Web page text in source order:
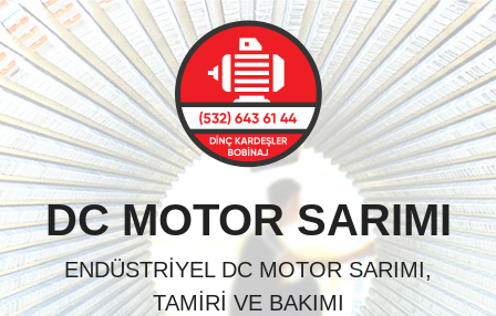
Skip
to
content
DC MOTOR SARIMI
ENDÜSTRIYEL DC MOTOR SARIMI,
TAMIRI VE BAKIMI